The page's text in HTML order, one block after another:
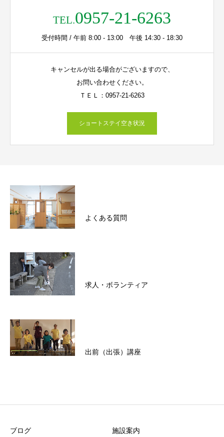
TEL.0957-21-6263
受付時間 / 午前 8:00 - 13:00 午後 14:30 - 18:30
キャンセルが出る場合がございますので、
お問い合わせください。
ＴＥＬ：0957-21-6263
ショートステイ空き状況
よくある質問
求人・ボランティア
出前（出張）講座
ブログ 施設案内